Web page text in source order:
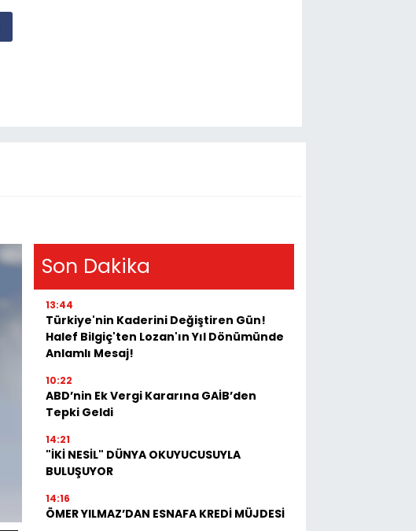
Son Dakika
13:44
Türkiye'nin Kaderini Değiştiren Gün!
Halef Bilgiç'ten Lozan'ın Yıl Dönümünde
Anlamlı Mesaj!
10:22
ABD’nin Ek Vergi Kararına GAİB’den
Tepki Geldi
14:21
"İKİ NESİL" DÜNYA OKUYUCUSUYLA
BULUŞUYOR
14:16
ÖMER YILMAZ’DAN ESNAFA KREDİ MÜJDESİ